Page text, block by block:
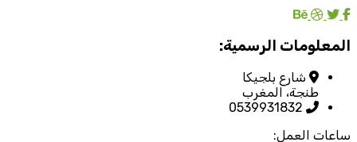
المعلومات الرسمية:
شارع بلجيكا
طنجة، المغرب
0539931832
ساعات العمل: